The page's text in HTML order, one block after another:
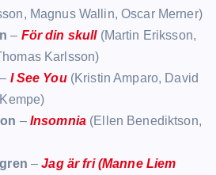
Magnus Wallin, Oscar Merner)
– För din skull (Martin Eriksson,
Karlsson)
– I See You(Kristin Amparo, David
– Insomnia (Ellen Benediktson,
–Jag är fri (Manne Liem